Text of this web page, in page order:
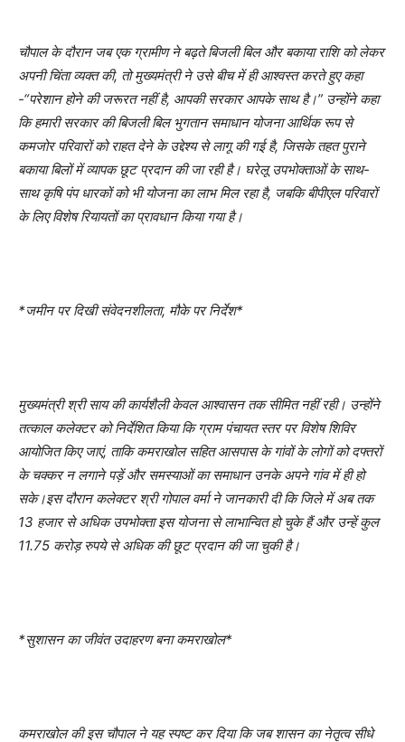
चौपाल के दौरान जब एक ग्रामीण ने बढ़ते बिजली बिल और बकाया राशि को लेकर
अपनी चिंता व्यक्त की, तो मुख्यमंत्री ने उसे बीच में ही आश्वस्त करते हुए कहा
-“परेशान होने की जरूरत नहीं है, आपकी सरकार आपके साथ है।” उन्होंने कहा
कि हमारी सरकार की बिजली बिल भुगतान समाधान योजना आर्थिक रूप से
कमजोर परिवारों को राहत देने के उद्देश्य से लागू की गई है, जिसके तहत पुराने
बकाया बिलों में व्यापक छूट प्रदान की जा रही है। घरेलू उपभोक्ताओं के साथ-
साथ कृषि पंप धारकों को भी योजना का लाभ मिल रहा है, जबकि बीपीएल परिवारों
के लिए विशेष रियायतों का प्रावधान किया गया है।
*जमीन पर दिखी संवेदनशीलता, मौके पर निर्देश*
मुख्यमंत्री श्री साय की कार्यशैली केवल आश्वासन तक सीमित नहीं रही। उन्होंने
तत्काल कलेक्टर को निर्देशित किया कि ग्राम पंचायत स्तर पर विशेष शिविर
आयोजित किए जाएं, ताकि कमराखोल सहित आसपास के गांवों के लोगों को दफ्तरों
के चक्कर न लगाने पड़ें और समस्याओं का समाधान उनके अपने गांव में ही हो
सके।इस दौरान कलेक्टर श्री गोपाल वर्मा ने जानकारी दी कि जिले में अब तक
13 हजार से अधिक उपभोक्ता इस योजना से लाभान्वित हो चुके हैं और उन्हें कुल
11.75 करोड़ रुपये से अधिक की छूट प्रदान की जा चुकी है।
*सुशासन का जीवंत उदाहरण बना कमराखोल*
कमराखोल की इस चौपाल ने यह स्पष्ट कर दिया कि जब शासन का नेतृत्व सीधे